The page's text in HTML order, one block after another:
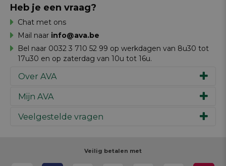
Over AVA
Ons verhaal
Werken bij AVA
Mijn AVA
Inspiratie
Veelgestelde vragen
Je levering
Heb je een vraag?
Chat met ons
Mail naar info@ava.be
Bel naar 0032 3 710 52 99 op werkdagen van 8u30 tot
17u30 en op zaterdag van 10u tot 16u.
Veilig betalen met